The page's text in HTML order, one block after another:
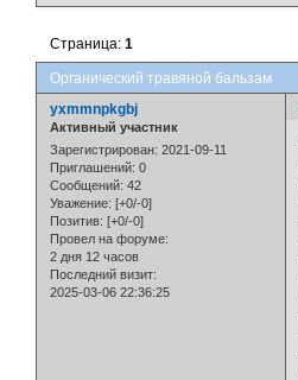
Органический травяной бальзам
Страница:1
yxmmnpkgbj
Активный участник
Зарегистрирован: 2021-09-11
Приглашений: 0
Сообщений: 42
Уважение: [+0/-0]
Позитив: [+0/-0]
Провел на форуме:
2 дня 12 часов
Последний визит:
2025-03-06 22:36:25